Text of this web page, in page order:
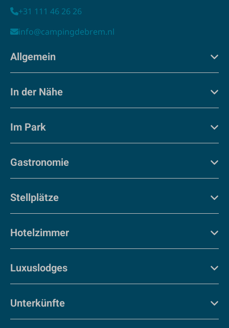
+31 111 46 26 26
info@campingdebrem.nl
Allgemein
In der Nähe
Im Park
Gastronomie
Stellplätze
Hotelzimmer
Luxuslodges
Unterkünfte